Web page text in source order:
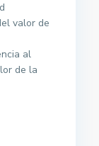
valor de
al
de la